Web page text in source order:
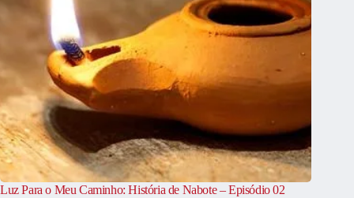
Luz Para o Meu Caminho: História de Nabote – Episódio 02